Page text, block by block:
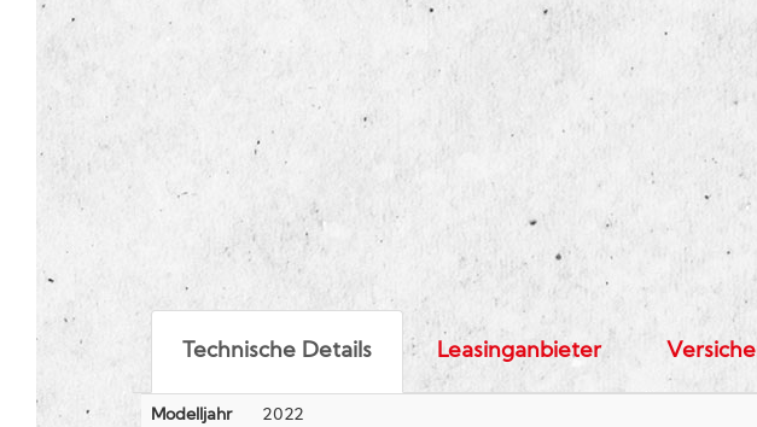
Technische Details Leasinganbieter
Modelljahr 2022